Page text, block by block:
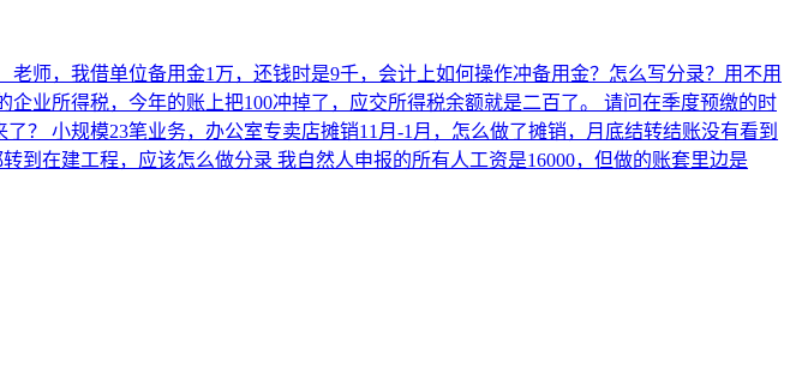
老师，我借单位备用金1万，还钱时是9千，会计上如何操作冲备用金？怎么写分录？用不用
业所得税，今年的账上把100冲掉了，应交所得税余额就是二百了。 请问在季度预缴的时
？ 小规模23笔业务，办公室专卖店摊销11月-1月，怎么做了摊销，月底结转结账没有看到
到在建工程，应该怎么做分录 我自然人申报的所有人工资是16000，但做的账套里边是